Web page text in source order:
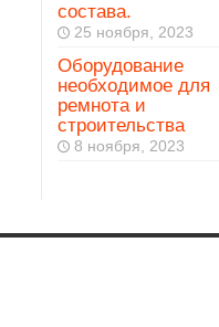
состава.
25 ноября, 2023
Оборудование
необходимое для
ремнота и
строительства
8 ноября, 2023